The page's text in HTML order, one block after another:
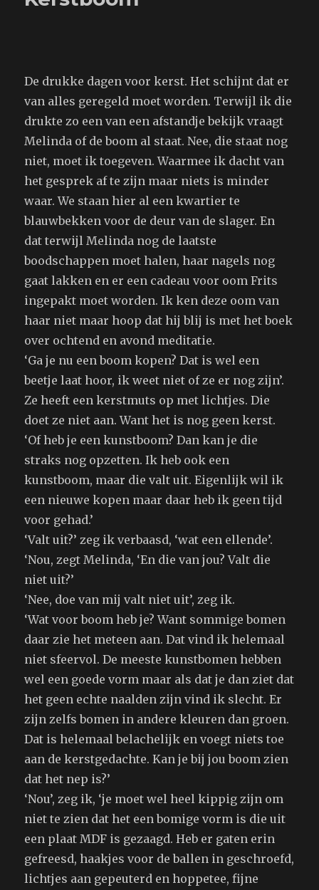
De drukke dagen voor kerst. Het schijnt dat er
van alles geregeld moet worden. Terwijl ik die
drukte zo een van een afstandje bekijk vraagt
Melinda of de boom al staat. Nee, die staat nog
niet, moet ik toegeven. Waarmee ik dacht van
het gesprek af te zijn maar niets is minder
waar. We staan hier al een kwartier te
blauwbekken voor de deur van de slager. En
dat terwijl Melinda nog de laatste
boodschappen moet halen, haar nagels nog
gaat lakken en er een cadeau voor oom Frits
ingepakt moet worden. Ik ken deze oom van
haar niet maar hoop dat hij blij is met het boek
over ochtend en avond meditatie.
‘Ga je nu een boom kopen? Dat is wel een
beetje laat hoor, ik weet niet of ze er nog zijn’.
Ze heeft een kerstmuts op met lichtjes. Die
doet ze niet aan. Want het is nog geen kerst.
‘Of heb je een kunstboom? Dan kan je die
straks nog opzetten. Ik heb ook een
kunstboom, maar die valt uit. Eigenlijk wil ik
een nieuwe kopen maar daar heb ik geen tijd
voor gehad.’
‘Valt uit?’ zeg ik verbaasd, ‘wat een ellende’.
‘Nou, zegt Melinda, ‘En die van jou? Valt die
niet uit?’
‘Nee, doe van mij valt niet uit’, zeg ik.
‘Wat voor boom heb je? Want sommige bomen
daar zie het meteen aan. Dat vind ik helemaal
niet sfeervol. De meeste kunstbomen hebben
wel een goede vorm maar als dat je dan ziet dat
het geen echte naalden zijn vind ik slecht. Er
zijn zelfs bomen in andere kleuren dan groen.
Dat is helemaal belachelijk en voegt niets toe
aan de kerstgedachte. Kan je bij jou boom zien
dat het nep is?’
‘Nou’, zeg ik, ‘je moet wel heel kippig zijn om
niet te zien dat het een bomige vorm is die uit
een plaat MDF is gezaagd. Heb er gaten erin
gefreesd, haakjes voor de ballen in geschroefd,
lichtjes aan gepeuterd en hoppetee, fijne